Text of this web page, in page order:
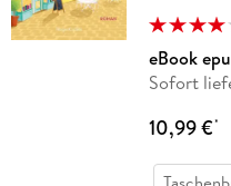
eBook
Sofort
10,99 €*